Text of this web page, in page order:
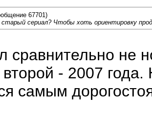
67701)
сериал? Чтобы хоть ориентировку
сравнительно не
- 2007
самым